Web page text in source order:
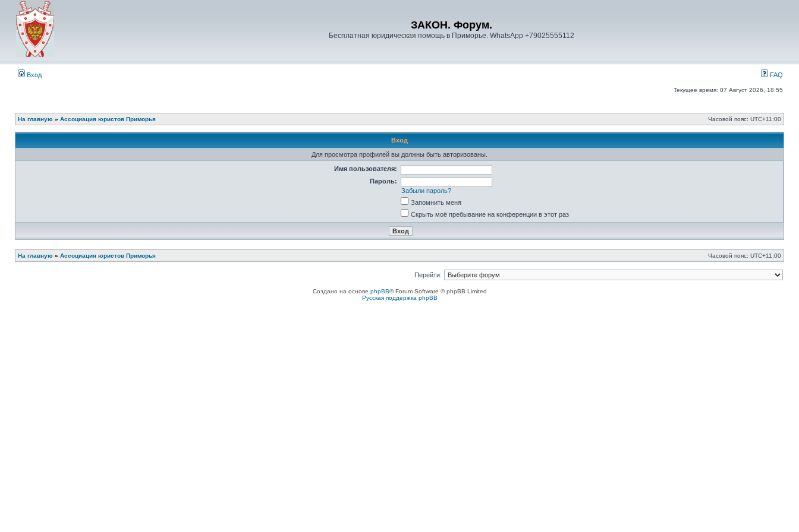
ЗАКОН. Форум.
Бесплатная юридическая помощь в Приморье. WhatsApp +79025555112
Вход FAQ
Текущее время: 07 Август 2026, 18:55
На главную » Ассоциация юристов Приморья Часовой пояс: UTC+11:00
Вход
Для просмотра профилей вы должны быть авторизованы.
Имя пользователя:
Пароль:
Забыли пароль?
Запомнить меня
Скрыть моё пребывание на конференции в этот раз
На главную » Ассоциация юристов Приморья Часовой пояс: UTC+11:00
Перейти:
Создано на основе phpBB® Forum Software © phpBB Limited
Русская поддержка phpBB